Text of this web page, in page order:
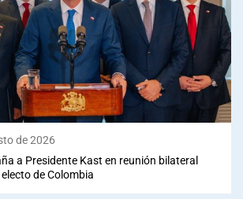
de 2026
a Presidente Kast en reunión bilateral
de Colombia